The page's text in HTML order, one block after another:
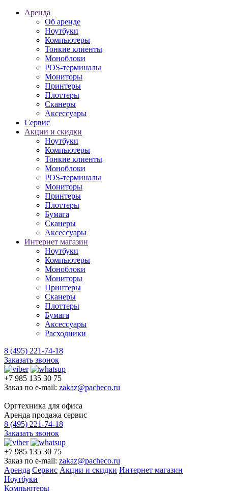
Аренда
Об аренде
Ноутбуки
Компьютеры
Тонкие клиенты
Моноблоки
POS-терминалы
Мониторы
Принтеры
Плоттеры
Сканеры
Аксессуары
Сервис
Акции и скидки
Ноутбуки
Компьютеры
Тонкие клиенты
Моноблоки
POS-терминалы
Мониторы
Принтеры
Плоттеры
Бумага
Сканеры
Аксессуары
Интернет магазин
Ноутбуки
Компьютеры
Моноблоки
Мониторы
Принтеры
Сканеры
Плоттеры
Бумага
Аксессуары
Расходники
8 (495) 221-74-18
Заказать звонок
+7 985 135 30 75
Заказ по e-mail: zakaz@pacheco.ru
Оргтехника для офиса
Аренда продажа сервис
8 (495) 221-74-18
Заказать звонок
+7 985 135 30 75
Заказ по e-mail: zakaz@pacheco.ru
Аренда Сервис Акции и скидки Интернет магазин
Ноутбуки
Компьютеры